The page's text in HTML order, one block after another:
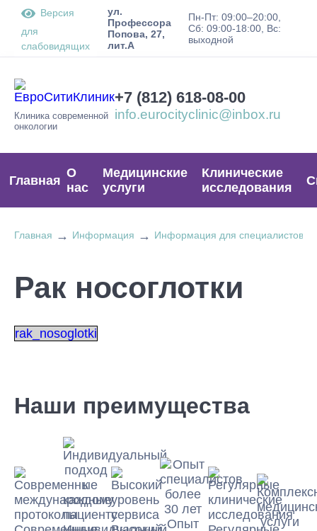
Версия
для
слабовидящих
ул.
Профессора
Попова, 27,
лит.А
Пн-Пт: 09:00–20:00,
Сб: 09:00-18:00, Вс:
выходной
Клиника современной
онкологии
+7 (812) 618-08-00
info.eurocityclinic@inbox.ru
Главная
О
нас
Медицинские
услуги
Клинические
исследования
Главная → Информация → Информация для специалистов
Рак носоглотки
rak_nosoglotki
Наши преимущества
Опыт